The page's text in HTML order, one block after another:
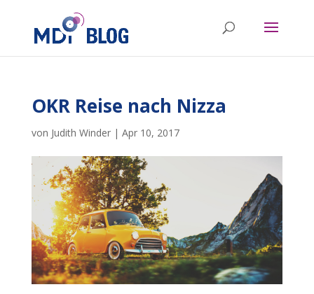
OKR Reise nach Nizza
von Judith Winder| Apr 10, 2017